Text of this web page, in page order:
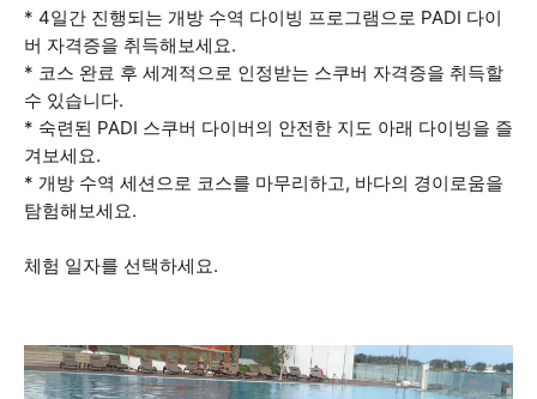
* 4일간 진행되는 개방 수역 다이빙 프로그램으로 PADI 다이
버 자격증을 취득해보세요.
* 코스 완료 후 세계적으로 인정받는 스쿠버 자격증을 취득할
수 있습니다.
* 숙련된 PADI 스쿠버 다이버의 안전한 지도 아래 다이빙을 즐
겨보세요.
* 개방 수역 세션으로 코스를 마무리하고, 바다의 경이로움을
탐험해보세요.
체험 일자를 선택하세요.